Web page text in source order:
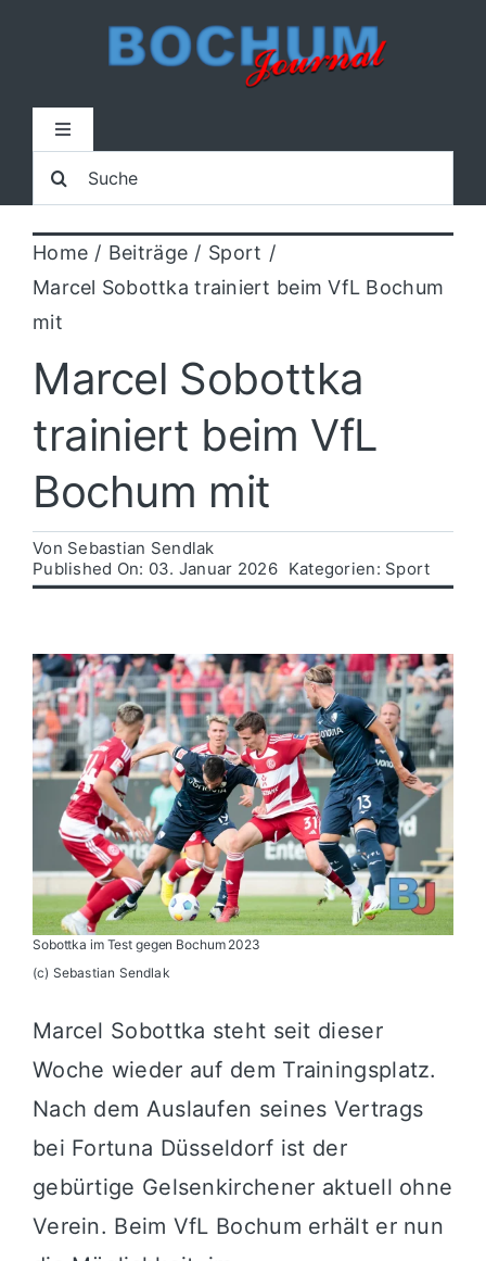
Toggle
Home
Lokal
Blaulicht
Sport
Kultur
Politik
Suche
nach:
Home Beiträge
Sport
Marcel Sobottka trainiert beim VfL Bochum
mit
Marcel Sobottka
trainiert beim VfL
Bochum mit
Von Sebastian Sendlak
Published On: 03. Januar 2026 Kategorien: Sport
Sobottka im Test gegen Bochum 2023
(c) Sebastian Sendlak
Marcel Sobottka steht seit dieser
Woche wieder auf dem Trainingsplatz.
Nach dem Auslaufen seines Vertrags
bei Fortuna Düsseldorf ist der
gebürtige Gelsenkirchener aktuell ohne
Verein. Beim VfL Bochum erhält er nun